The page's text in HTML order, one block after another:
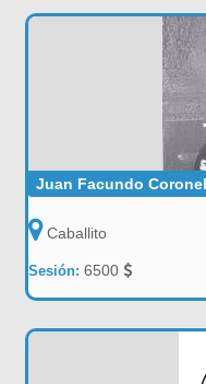
Juan Facundo
Caballito
Sesión:6500